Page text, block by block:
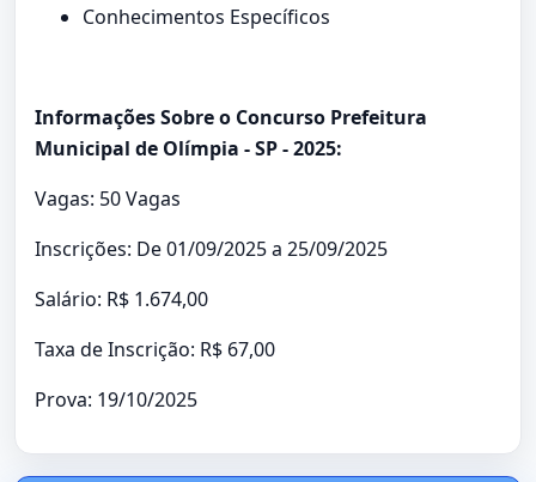
Conhecimentos Específicos
Informações Sobre o Concurso Prefeitura
Municipal de Olímpia - SP - 2025:
Vagas: 50 Vagas
Inscrições: De 01/09/2025 a 25/09/2025
Salário: R$ 1.674,00
Taxa de Inscrição: R$ 67,00
Prova: 19/10/2025